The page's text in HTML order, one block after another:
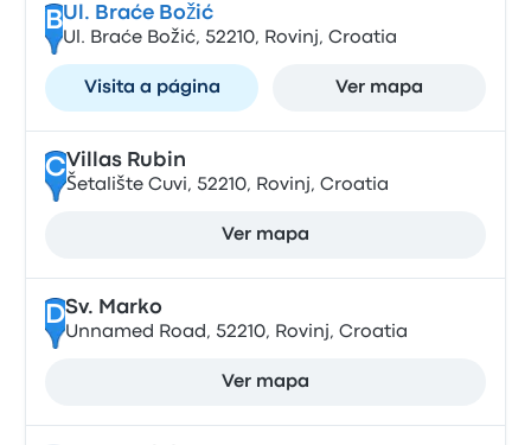
BUl. Braće Božić
Ul. Braće Božić, 52210, Rovinj, Croatia
Visita a página Ver mapa
CVillas Rubin
Šetalište Cuvi, 52210, Rovinj, Croatia
Ver mapa
DSv. Marko
Unnamed Road, 52210, Rovinj, Croatia
Ver mapa